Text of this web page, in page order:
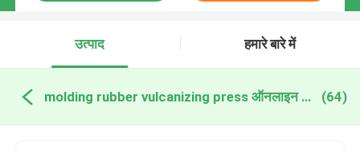
उत्पाद हमारे बारे में
molding rubber vulcanizing press ऑनलाइन निर्माण (64)